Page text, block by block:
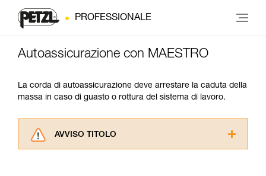
PROFESSIONALE
Autoassicurazione con MAESTRO
La corda di autoassicurazione deve arrestare la caduta della
massa in caso di guasto o rottura del sistema di lavoro.
AVVISO TITOLO